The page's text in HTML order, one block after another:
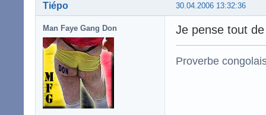
30.04.2006 13:32:36
Tiépo
Man Faye Gang Don Je pense tout
Proverbe